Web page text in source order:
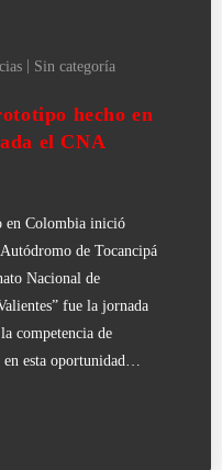
| Sin categoría
hecho en
el CNA
en Colombia inició
de Tocancipá
Nacional de
fue la jornada
competencia de
esta oportunidad…